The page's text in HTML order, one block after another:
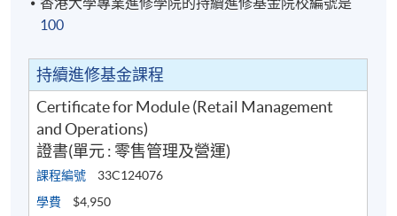
100
持續進修基金課程
Certificate for Module (Retail Management
and Operations)
證書(單元 : 零售管理及營運)
課程編號
33C124076
學費
$4,950